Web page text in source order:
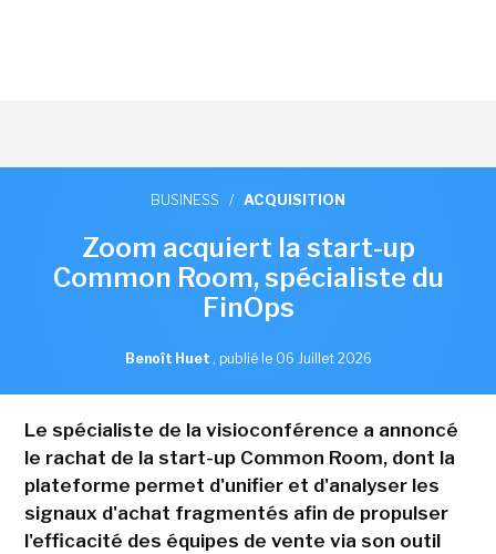
BUSINESS / ACQUISITION
Zoom acquiert la start-up
Common Room, spécialiste du
FinOps
Benoît Huet , publié le 06 Juillet 2026
Le spécialiste de la visioconférence a annoncé
le rachat de la start-up Common Room, dont la
plateforme permet d'unifier et d'analyser les
signaux d'achat fragmentés afin de propulser
l'efficacité des équipes de vente via son outil